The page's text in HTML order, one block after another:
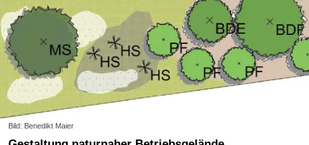
Bild: Benedikt Maier